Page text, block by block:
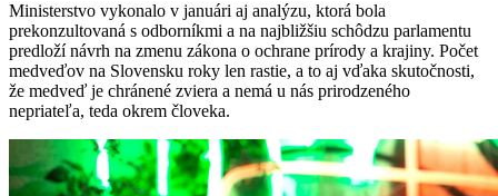
Ministerstvo vykonalo v januári aj analýzu, ktorá bola
prekonzultovaná s odborníkmi a na najbližšiu schôdzu parlamentu
predloží návrh na zmenu zákona o ochrane prírody a krajiny. Počet
medveďov na Slovensku roky len rastie, a to aj vďaka skutočnosti,
že medveď je chránené zviera a nemá u nás prirodzeného
nepriateľa, teda okrem človeka.